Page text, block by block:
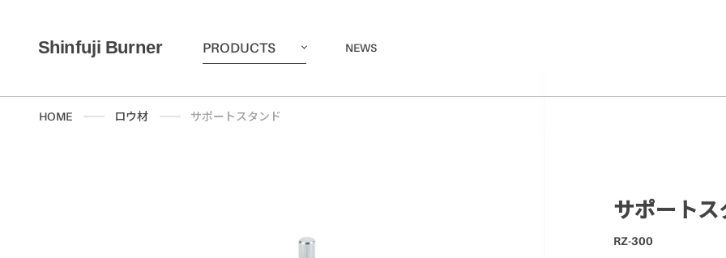
PRODUCTS NEWS
HOME ロウ材 サポートスタンド
サポートス
RZ-300